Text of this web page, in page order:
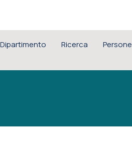
Dipartimento Ricerca Persone